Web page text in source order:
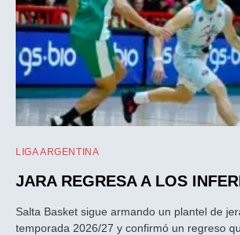
LIGA ARGENTINA
JARA REGRESA A LOS
Salta Basket sigue armando un plantel de
temporada 2026/27 y confirmó un regreso